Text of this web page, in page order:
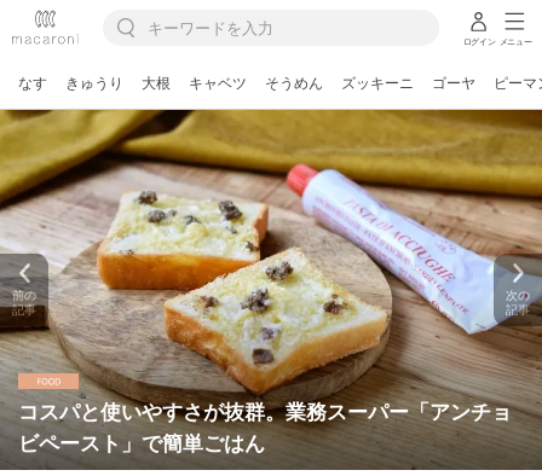
ログイン メニュー
なす きゅうり 大根 キャベツ そうめん ズッキーニ ゴーヤ ピーマ
コスパと使いやすさが抜群。業務スーパー「アンチョ
ビペースト」で簡単ごはん
前の
記事
次の
記事